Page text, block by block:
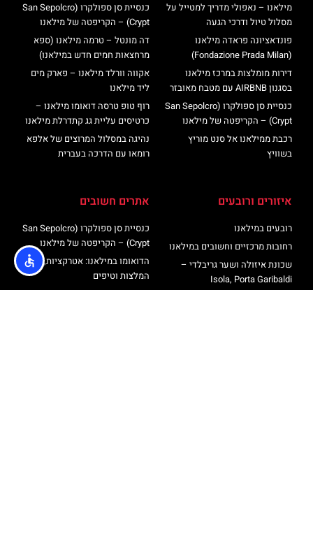
מילאנו – נאפולי מדריך למטייל על
מסלול טיול ודרכי הגעה
פונדאציונה פראדה מילאנו
(Fondazione Prada Milan)
דירות מומלצות במרכז מילאנו
בסגנון AIRBNB עם מטבח מאובזר
כנסיית סן ספולקרו (San Sepolcro
Crypt) – הקריפטה של מילאנו
רכבת ממילאנו אל סנט מוריץ
בשוויץ
כנסיית סן ספולקרו (San Sepolcro
Crypt) – הקריפטה של מילאנו
דה מונטל – טרמה מילאנו (ספא
מרחצאות חמים חדש במילאנו)
אקווה וורלד מילאנו – פארק מים
ליד מילאנו
רוף טופ טרסה דואומו מילאנו –
כרטיסים עליית גג קתדרלת מילאנו
נהיגה במסלול המרוצים של אלפא
רומאו עם הדרכה בעברית
איזורים ורובעים
רובעים במילאנו
רחובות מרכזיים וחשובים במילאנו
שכונת איזולה ושער גריבלדי –
Isola, Porta Garibaldi
אתרים חשובים
כנסיית סן ספולקרו (San Sepolcro
Crypt) – הקריפטה של מילאנו
הדואומו במילאנו: אטרקציות,
המלצות וטיפים
רוף טופ טרסה דואומו מילאנו –